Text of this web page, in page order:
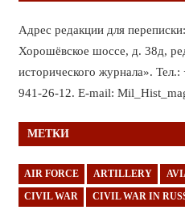
Адрес редакции для
Хорошёвское шоссе, д. 38д,
исторического журнала».
941-26-12. E-mail:
МЕТКИ
AIR FORCE ARTILLERY
CIVIL WAR CIVIL WAR IN